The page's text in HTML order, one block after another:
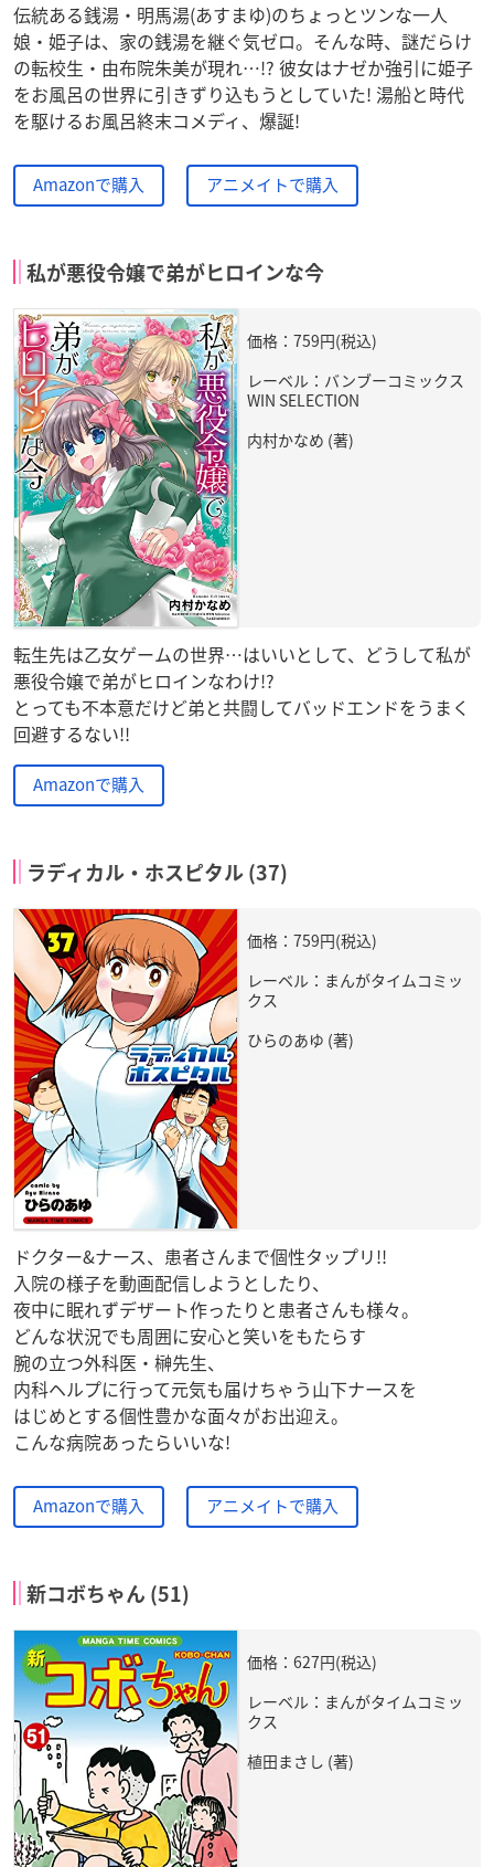
伝統ある銭湯・明馬湯(あすまゆ)のちょっとツンな一人
娘・姫子は、家の銭湯を継ぐ気ゼロ。そんな時、謎だらけ
の転校生・由布院朱美が現れ…!? 彼女はナゼか強引に姫子
をお風呂の世界に引きずり込もうとしていた! 湯船と時代
を駆けるお風呂終末コメディ、爆誕!
Amazonで購入 アニメイトで購入
私が悪役令嬢で弟がヒロインな今
価格：759円(税込)
レーベル：バンブーコミックス
WIN SELECTION
内村かなめ (著)
転生先は乙女ゲームの世界…はいいとして、どうして私が
悪役令嬢で弟がヒロインなわけ!?
とっても不本意だけど弟と共闘してバッドエンドをうまく
回避するない!!
Amazonで購入
ラディカル・ホスピタル (37)
価格：759円(税込)
レーベル：まんがタイムコミッ
クス
ひらのあゆ (著)
ドクター&ナース、患者さんまで個性タップリ!!
入院の様子を動画配信しようとしたり、
夜中に眠れずデザート作ったりと患者さんも様々。
どんな状況でも周囲に安心と笑いをもたらす
腕の立つ外科医・榊先生、
内科ヘルプに行って元気も届けちゃう山下ナースを
はじめとする個性豊かな面々がお出迎え。
こんな病院あったらいいな!
Amazonで購入 アニメイトで購入
新コボちゃん (51)
価格：627円(税込)
レーベル：まんがタイムコミッ
クス
植田まさし (著)